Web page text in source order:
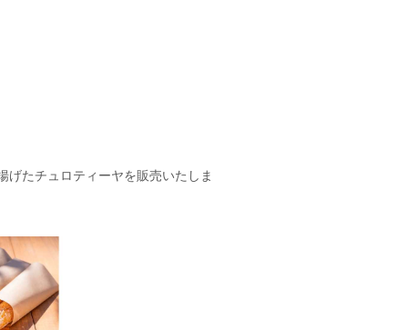
たチュロティーヤを販売いたしま